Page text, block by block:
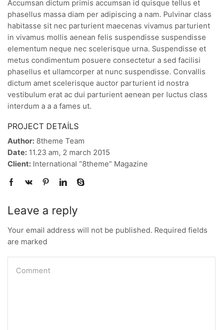
Accumsan dictum primis accumsan id quisque tellus et
phasellus massa diam per adipiscing a nam. Pulvinar class
habitasse sit nec parturient maecenas vivamus parturient
in vivamus mollis aenean felis suspendisse suspendisse
elementum neque nec scelerisque urna. Suspendisse et
metus condimentum posuere consectetur a sed facilisi
phasellus et ullamcorper at nunc suspendisse. Convallis
dictum amet scelerisque auctor parturient id nostra
vestibulum erat ac dui parturient aenean per luctus class
interdum a a a fames ut.
PROJECT DETAILS
Author: 8theme Team
Date: 11.23 am, 2 march 2015
Client: International “8theme” Magazine
Leave a reply
Your email address will not be published. Required fields
are marked